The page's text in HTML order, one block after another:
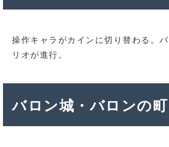
操作キャラがカインに切り替わる。
リオが進行。
バロン城・バロンの町